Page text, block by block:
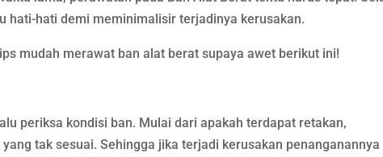
hati-hati demi meminimalisir terjadinya kerusakan.
mudah merawat ban alat berat supaya awet berikut ini!
periksa kondisi ban. Mulai dari apakah terdapat retakan,
tak sesuai. Sehingga jika terjadi kerusakan penanganannya